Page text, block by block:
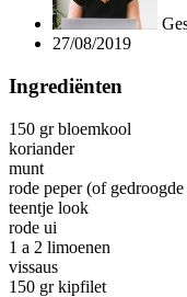
27/08/2019
Ingrediënten
150 gr bloemkool
koriander
munt
rode peper (of
teentje look
rode ui
1 a 2 limoenen
vissaus
150 gr kipfilet